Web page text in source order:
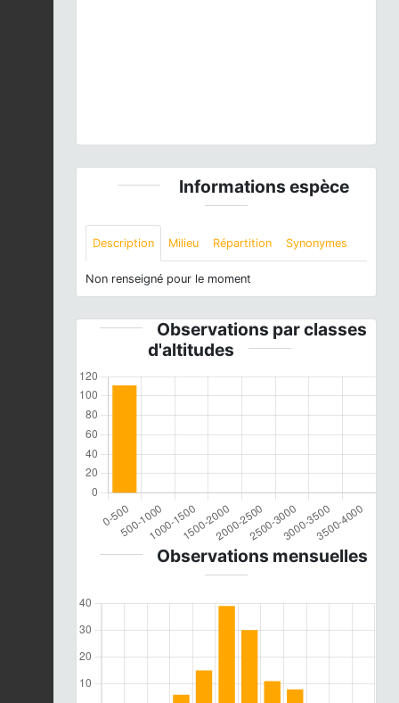
Informations espèce
Description Milieu Répartition Synonymes
Non renseigné pour le moment
Observations par classes
d'altitudes
Observations mensuelles